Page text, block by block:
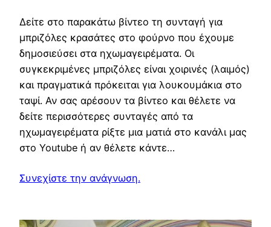
Δείτε στο παρακάτω βίντεο τη συνταγή για
μπριζόλες κρασάτες στο φούρνο που έχουμε
δημοσιεύσει στα ηχωμαγειρέματα. Οι
συγκεκριμένες μπριζόλες είναι χοιρινές (λαιμός)
και πραγματικά πρόκειται για λουκουμάκια στο
ταψί. Αν σας αρέσουν τα βίντεο και θέλετε να
δείτε περισσότερες συνταγές από τα
ηχωμαγειρέματα ρίξτε μια ματιά στο κανάλι μας
στο Youtube ή αν θέλετε κάντε…
Συνεχίστε την ανάγνωση.